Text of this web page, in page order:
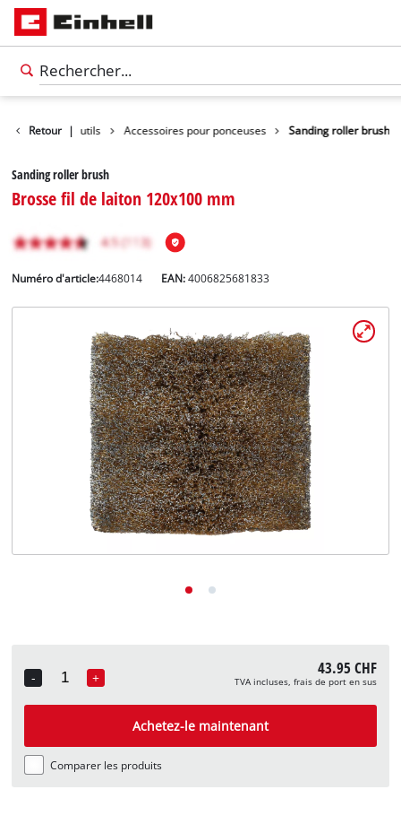
Français
Retour |
Accessoires d'outils Accessoires pour ponceuses Sanding roller brush
Sanding roller brush
Brosse fil de laiton 120x100 mm
Numéro d'article:4468014 EAN:4006825681833
-
Quantity
+ 43.95 CHF
TVA incluses, frais de port en sus
Achetez-le maintenant
Comparer les produits